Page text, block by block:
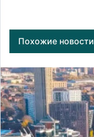
Похожие новости